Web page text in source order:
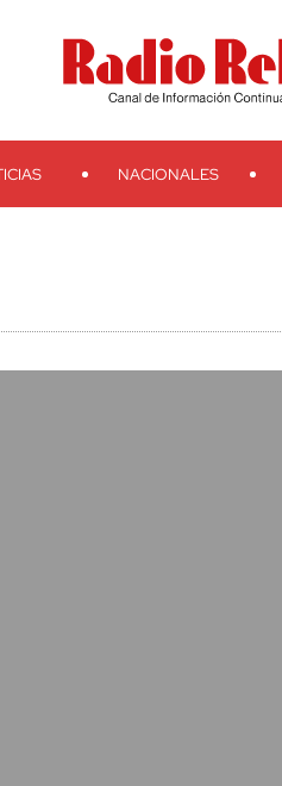
TelegramTeveo Ivoox RSS Search
NACIONALES